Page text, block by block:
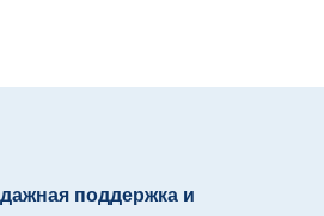
поддержка и